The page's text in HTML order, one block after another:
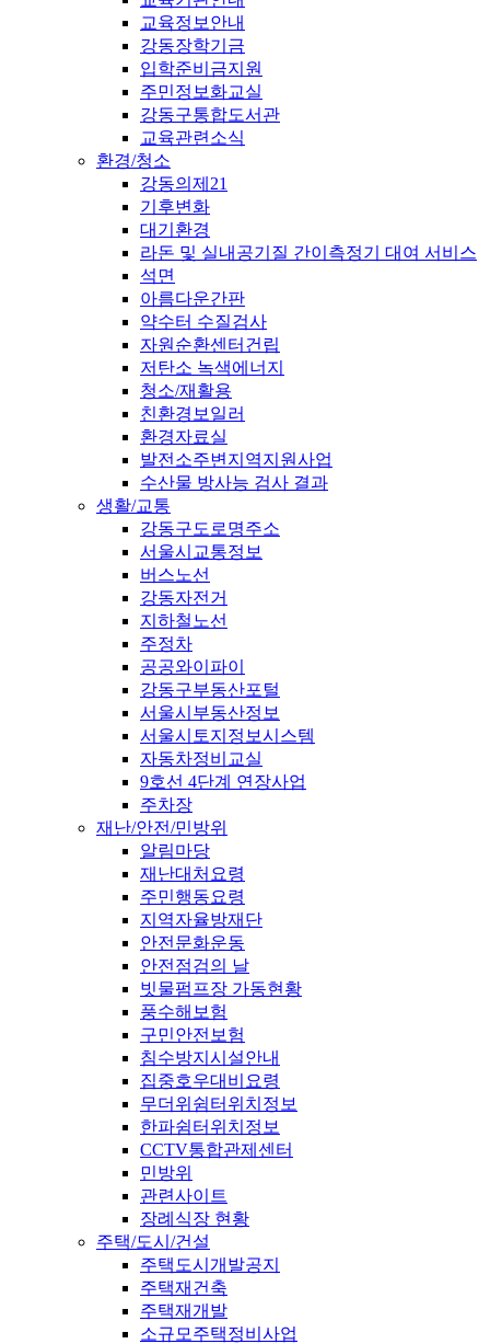
교육정보안내
강동장학기금
입학준비금지원
주민정보화교실
강동구통합도서관
교육관련소식
환경/청소
강동의제21
기후변화
대기환경
라돈 및 실내공기질 간이측정기 대여 서비스
석면
아름다운간판
약수터 수질검사
자원순환센터건립
저탄소 녹색에너지
청소/재활용
친환경보일러
환경자료실
발전소주변지역지원사업
수산물 방사능 검사 결과
생활/교통
강동구도로명주소
서울시교통정보
버스노선
강동자전거
지하철노선
주정차
공공와이파이
강동구부동산포털
서울시부동산정보
서울시토지정보시스템
자동차정비교실
9호선 4단계 연장사업
주차장
재난/안전/민방위
알림마당
재난대처요령
주민행동요령
지역자율방재단
안전문화운동
안전점검의 날
빗물펌프장 가동현황
풍수해보험
구민안전보험
침수방지시설안내
집중호우대비요령
무더위쉼터위치정보
한파쉼터위치정보
CCTV통합관제센터
민방위
관련사이트
장례식장 현황
주택/도시/건설
주택도시개발공지
주택재건축
주택재개발
소규모주택정비사업